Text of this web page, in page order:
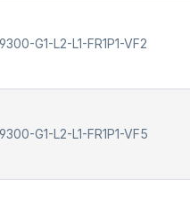
G1-L2-L1-FR1P1-VF2
G1-L2-L1-FR1P1-VF5